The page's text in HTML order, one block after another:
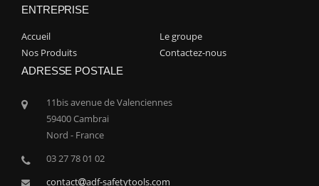
ENTREPRISE
Accueil
Le groupe
Nos Produits
Contactez-nous
ADRESSE POSTALE
11bis avenue de Valenciennes
59400 Cambrai
Nord - France
03 27 78 01 02
contact
adf-safetytools.com